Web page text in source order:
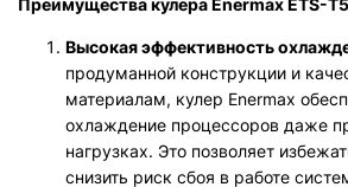
Преимущества кулера Enermax ETS-
Высокая эффективность
продуманной конструкции и
материалам, кулер Enermax
охлаждение процессоров даже
нагрузках. Это позволяет
снизить риск сбоя в работе